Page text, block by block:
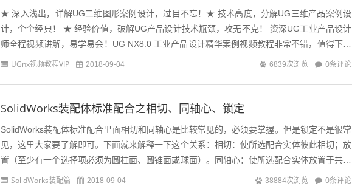
★ 深入浅出，详解UG二维图形案例设计，过目不忘！★ 技术高度，分解UG三维产品案例设
计，个个经典！ ★ 经验价值，破解UG产品设计技术瓶颈，攻无不克！ 资深UG工业产品设计
师全程视频讲解，易学易会！UG NX8.0 工业产品设计精华案例视频教程非常不错，值得下载
学习，通过实例更...
UGnx视频教程VIP 2018-09-04 6839次浏览 0条评论
SolidWorks装配体标准配合之相切、同轴心、锁定
SolidWorks装配体标准配合里面相切和同轴心是比较常见的，必须要掌握。但是锁定不是很常
见，这里大家要了解即可。下面就来解释一下这个关系：相切：使所选配合实体彼此相切；放
置（至少有一个选择项必须为圆柱面、圆锥面或球面）。同轴心：使所选配合实体放置于共享
同一中心线。锁定：保持两个零部件之间的相对位...
SolidWorks装配篇 2018-09-04 38884次浏览 0条评论